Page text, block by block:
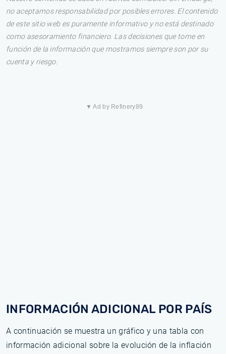
no aceptamos responsabilidad por posibles errores. El contenido
de este sitio web es puramente informativo y no está destinado
como asesoramiento financiero. Las decisiones que tome en
función de la información que mostramos siempre son por su
cuenta y riesgo.
▼ Ad by Refinery89
INFORMACIÓN ADICIONAL POR PAÍS
A continuación se muestra un gráfico y una tabla con
información adicional sobre la evolución de la inflación